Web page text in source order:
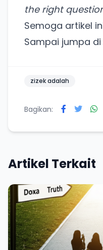
the right
Semoga artikel
Sampai jumpa
zizek adalah
Bagikan:
Artikel Terkait